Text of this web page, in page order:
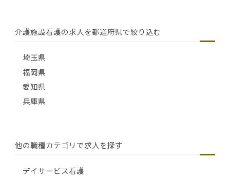
介護施設看護の求人を都道府県で絞り込む
埼玉県
福岡県
愛知県
兵庫県
他の職種カテゴリで求人を探す
デイサービス看護